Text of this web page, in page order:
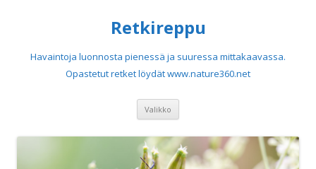
Retkireppu
Havaintoja luonnosta pienessä ja suuressa mittakaavassa.
Opastetut retket löydät www.nature360.net
Valikko